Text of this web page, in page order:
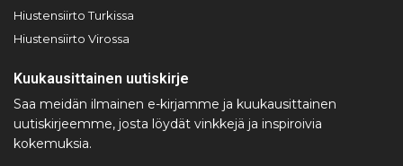
Hiustensiirto Turkissa
Hiustensiirto Virossa
Kuukausittainen uutiskirje
Saa meidän ilmainen e-kirjamme ja kuukausittainen
uutiskirjeemme, josta löydät vinkkejä ja inspiroivia
kokemuksia.